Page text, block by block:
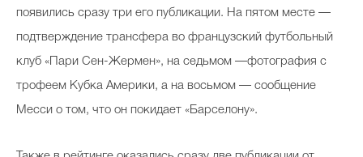
Интервью со звездой
Beauty- битвы
Викторины
появились сразу три его публикации. На пятом месте —
подтверждение трансфера во французский футбольный
клуб «Пари Сен-Жермен», на седьмом —фотография с
трофеем Кубка Америки, а на восьмом — сообщение
Месси о том, что он покидает «Барселону».